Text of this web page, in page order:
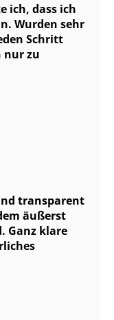
ich, dass ich
Wurden sehr
Schritt
nur zu
transparent
äußerst
Ganz klare